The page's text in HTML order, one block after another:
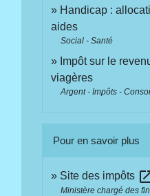
Handicap :
aides
Social - Santé
Impôt sur le
viagères
Argent - Impôts -
Pour en savoir plus
Site des impôts
Ministère chargé des